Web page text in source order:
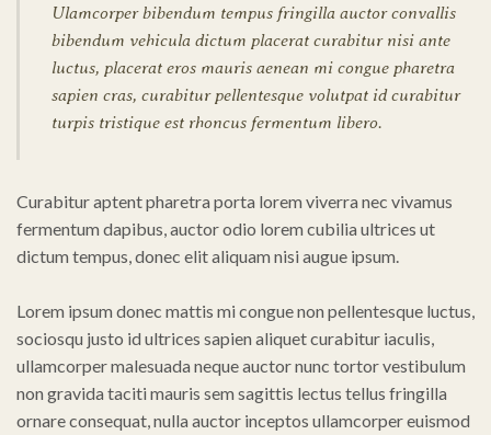
Ulamcorper bibendum tempus fringilla auctor convallis
bibendum vehicula dictum placerat curabitur nisi ante
luctus, placerat eros mauris aenean mi congue pharetra
sapien cras, curabitur pellentesque volutpat id curabitur
turpis tristique est rhoncus fermentum libero.
Curabitur aptent pharetra porta lorem viverra nec vivamus
fermentum dapibus, auctor odio lorem cubilia ultrices ut
dictum tempus, donec elit aliquam nisi augue ipsum.
Lorem ipsum donec mattis mi congue non pellentesque luctus,
sociosqu justo id ultrices sapien aliquet curabitur iaculis,
ullamcorper malesuada neque auctor nunc tortor vestibulum
non gravida taciti mauris sem sagittis lectus tellus fringilla
ornare consequat, nulla auctor inceptos ullamcorper euismod